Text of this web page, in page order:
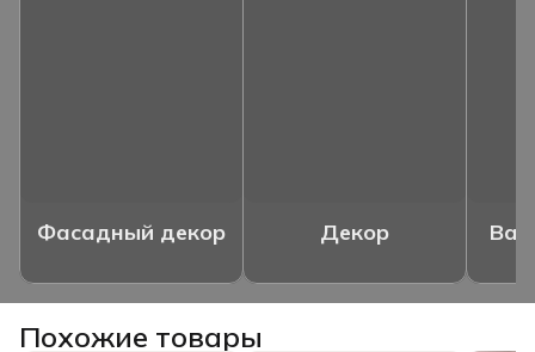
Фасадный декор Декор
Похожие товары